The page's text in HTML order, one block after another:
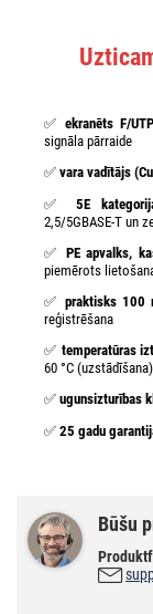
✅ekranēts F/
signāla pārraide
✅ vara vadītājs
✅ 5E
2,5/5GBASE-T un
✅ PE apvalks,
piemērots
✅ praktisks 100
reģistrēšana
✅ temperatūras
60 °C (uzstādīšana)
✅ ugunsizturības
✅ 25 gadu
Būšu